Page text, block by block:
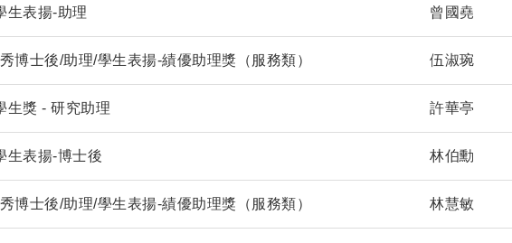
生表揚-助理 曾國堯
博士後/助理/學生表揚-績優助理獎（服務類） 伍淑琬
生獎 - 研究助理 許華亭
生表揚-博士後 林伯勳
博士後/助理/學生表揚-績優助理獎（服務類） 林慧敏